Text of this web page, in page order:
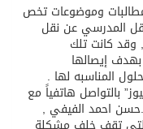
وموضوعات تخص
المدرسي عن نقل
وقد كانت تلك
إيصالها
المناسبه لها .
بالتواصل هاتفياً مع
احمد الفيفي ,